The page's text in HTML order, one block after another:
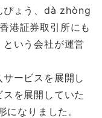
ぴょう、dà zhòng
港証券取引所にも
いう会社が運営
ービスを展開し
を展開していた
なりました。